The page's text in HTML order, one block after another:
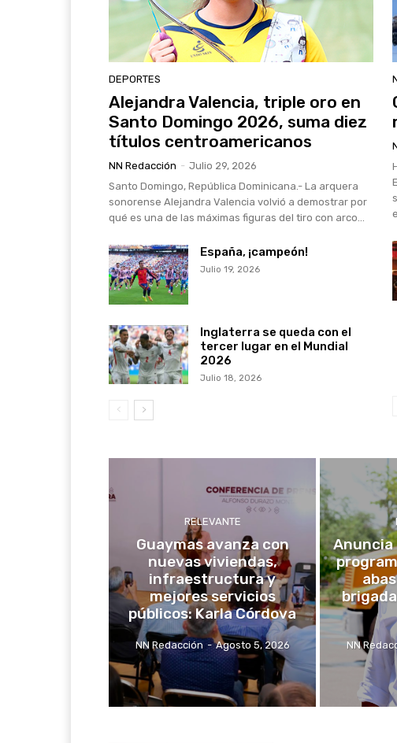
DEPORTES
Alejandra Valencia, triple oro en
Santo Domingo 2026, suma diez
títulos centroamericanos
NN Redacción - Julio 29, 2026
Santo Domingo, República Dominicana.- La arquera
sonorense Alejandra Valencia volvió a demostrar por
qué es una de las máximas figuras del tiro con arco...
España, ¡campeón!
Julio 19, 2026
Inglaterra se queda con el
tercer lugar en el Mundial
2026
Julio 18, 2026
RELEVANTE
Guaymas avanza con
nuevas viviendas,
infraestructura y
mejores servicios
públicos: Karla Córdova
NN Redacción - Agosto 5, 2026
Anuncia
NN